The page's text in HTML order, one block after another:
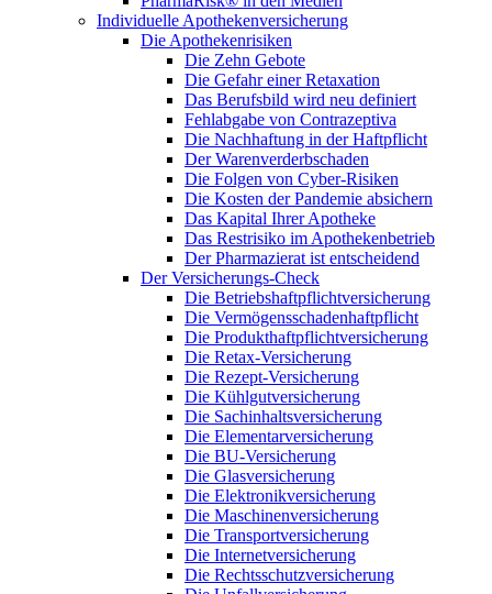
Individuelle Apothekenversicherung
Die Apothekenrisiken
Die Zehn Gebote
Die Gefahr einer Retaxation
Das Berufsbild wird neu definiert
Fehlabgabe von Contrazeptiva
Die Nachhaftung in der Haftpflicht
Der Warenverderbschaden
Die Folgen von Cyber-Risiken
Die Kosten der Pandemie absichern
Das Kapital Ihrer Apotheke
Das Restrisiko im Apothekenbetrieb
Der Pharmazierat ist entscheidend
Der Versicherungs-Check
Die Betriebshaftpflichtversicherung
Die Vermögensschadenhaftpflicht
Die Produkthaftpflichtversicherung
Die Retax-Versicherung
Die Rezept-Versicherung
Die Kühlgutversicherung
Die Sachinhaltsversicherung
Die Elementarversicherung
Die BU-Versicherung
Die Glasversicherung
Die Elektronikversicherung
Die Maschinenversicherung
Die Transportversicherung
Die Internetversicherung
Die Rechtsschutzversicherung